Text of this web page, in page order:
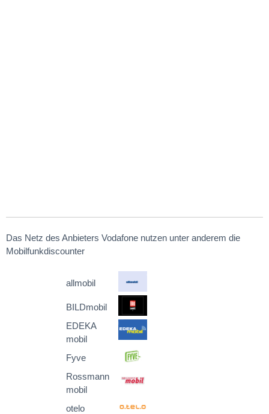
Das Netz des Anbieters Vodafone nutzen unter anderem die
Mobilfunkdiscounter
allmobil
BILDmobil
EDEKA
mobil
Fyve
Rossmann
mobil
otelo